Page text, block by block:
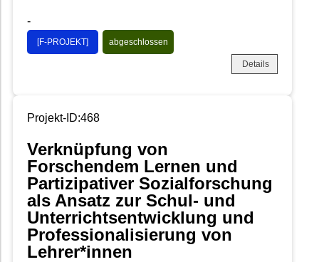
-
[F-PROJEKT] abgeschlossen
Details
Projekt-ID:468
Verknüpfung von
Forschendem Lernen und
Partizipativer Sozialforschung
als Ansatz zur Schul- und
Unterrichtsentwicklung und
Professionalisierung von
Lehrer*innen